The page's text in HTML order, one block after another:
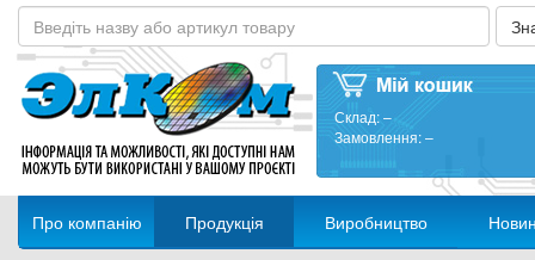
Склад:–
Замовлення:–
Про компанію Продукція Виробництво